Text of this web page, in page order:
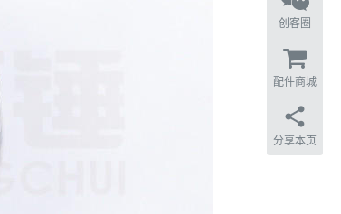
创客圈
配件商城
分享本页